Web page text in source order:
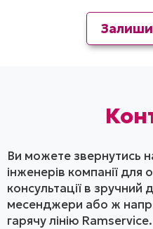
Ви можете звернутись
інженерів компанії для
консультації в зручний
месенджери або ж
гарячу лінію Ramservice.